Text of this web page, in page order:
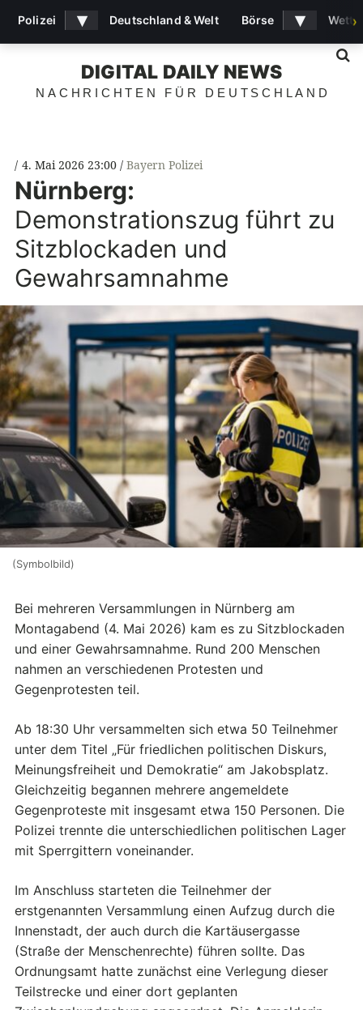
DIGITAL DAILY NEWS
NACHRICHTEN FÜR DEUTSCHLAND
4. Mai 2026 23:00 Bayern Polizei
Nürnberg:
Demonstrationszug führt zu
Sitzblockaden und
Gewahrsamnahme
(Symbolbild)
Bei mehreren Versammlungen in Nürnberg am
Montagabend (4. Mai 2026) kam es zu Sitzblockaden
und einer Gewahrsamnahme. Rund 200 Menschen
nahmen an verschiedenen Protesten und
Gegenprotesten teil.
Ab 18:30 Uhr versammelten sich etwa 50 Teilnehmer
unter dem Titel „Für friedlichen politischen Diskurs,
Meinungsfreiheit und Demokratie“ am Jakobsplatz.
Gleichzeitig begannen mehrere angemeldete
Gegenproteste mit insgesamt etwa 150 Personen. Die
Polizei trennte die unterschiedlichen politischen Lager
mit Sperrgittern voneinander.
Im Anschluss starteten die Teilnehmer der
erstgenannten Versammlung einen Aufzug durch die
Innenstadt, der auch durch die Kartäusergasse
(Straße der Menschenrechte) führen sollte. Das
Ordnungsamt hatte zunächst eine Verlegung dieser
Teilstrecke und einer dort geplanten
Polizei ▾ Deutschland & Welt Börse ▾ ›